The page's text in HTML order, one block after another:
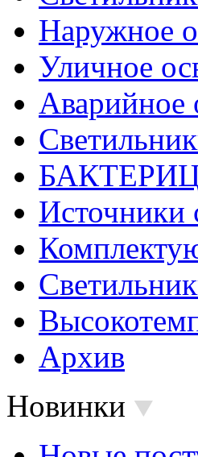
Наружное
Уличное
Аварийное
Источники
Архив
Новинки